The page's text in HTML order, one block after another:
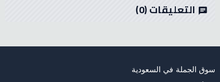
chat التعليقات(0)
سوق الجملة في السعودية